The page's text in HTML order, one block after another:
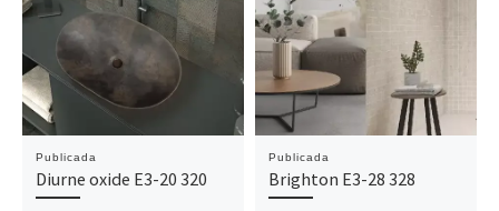
Publicada
Diurne oxide E3-20 320
Publicada
Brighton E3-28 328